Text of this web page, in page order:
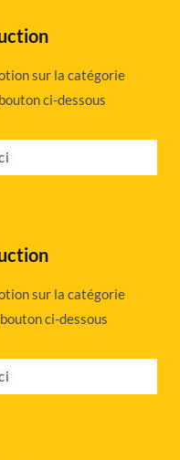
sur la catégorie
ci-dessous
sur la catégorie
ci-dessous